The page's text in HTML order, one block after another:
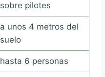
sobre pilotes
a unos 4 metros del
suelo
hasta 6 personas